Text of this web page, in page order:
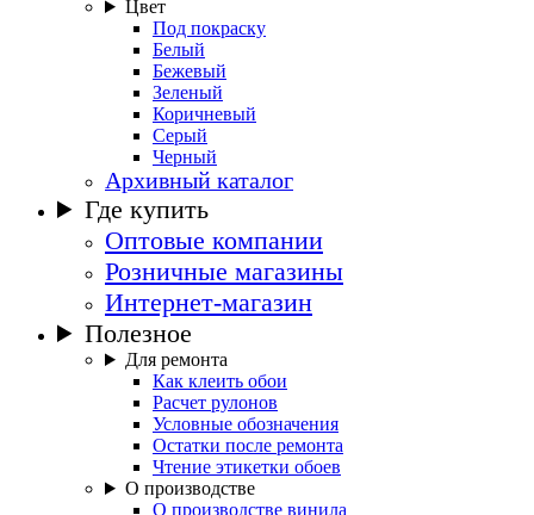
Цвет
Под покраску
Белый
Бежевый
Зеленый
Коричневый
Серый
Черный
Архивный каталог
Где купить
Оптовые компании
Розничные магазины
Интернет-магазин
Полезное
Для ремонта
Как клеить обои
Расчет рулонов
Условные обозначения
Остатки после ремонта
Чтение этикетки обоев
О производстве
О производстве винила